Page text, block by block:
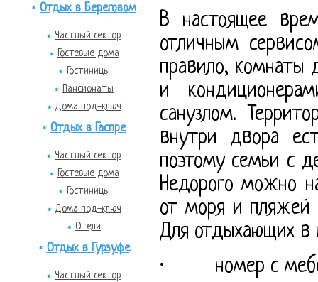
Отдых в Береговом
Частный сектор
Гостевые дома
Гостиницы
Пансионаты
Дома под-ключ
Отдых в Гаспре
Частный сектор
Гостевые дома
Гостиницы
Дома под-ключ
Отели
Отдых в Гурзуфе
Частный сектор
В настоящее
отличным
правило, комнаты
и
санузлом.
внутри двора
поэтому семьи с
Недорого можно
от моря и пляжей
Для отдыхающих в
· номер с